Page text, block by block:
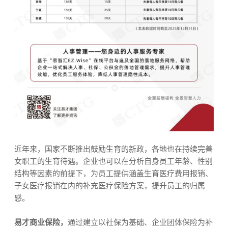
近年来，国家不断推出鼓励生育的新政，各地也在持续完善
女职工的生育待遇。企业也可以在分析自身员工年龄、性别
结构等因素的前提下，为员工提供涵盖生育医疗费用报销、
子女医疗报销在内的补充医疗保险方案，提升员工的归属
感。
易才商业保险， 通过建立以社保为基础、企业团体保险为补